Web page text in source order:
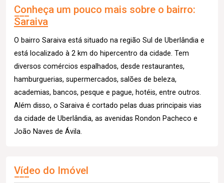
Conheça um pouco mais sobre o bairro:
Saraiva
O bairro Saraiva está situado na região Sul de Uberlândia e
está localizado à 2 km do hipercentro da cidade. Tem
diversos comércios espalhados, desde restaurantes,
hamburguerias, supermercados, salões de beleza,
academias, bancos, pesque e pague, hotéis, entre outros.
Além disso, o Saraiva é cortado pelas duas principais vias
da cidade de Uberlândia, as avenidas Rondon Pacheco e
João Naves de Ávila.
Vídeo do Imóvel